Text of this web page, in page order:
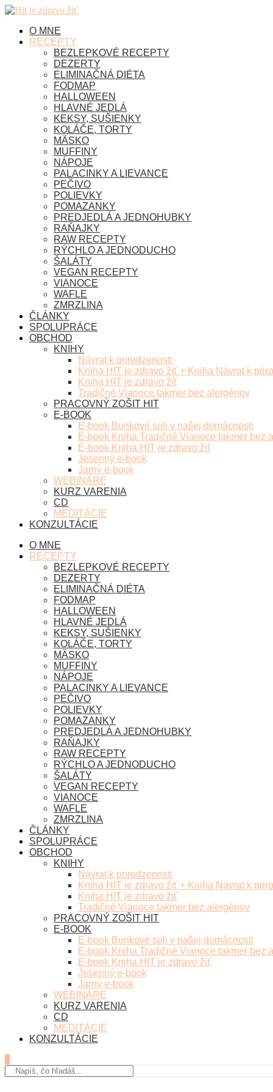
O MNE
RECEPTY
BEZLEPKOVÉ RECEPTY
DEZERTY
ELIMINAČNÁ DIÉTA
FODMAP
HALLOWEEN
HLAVNÉ JEDLÁ
KEKSY, SUŠIENKY
KOLÁČE, TORTY
MÄSKO
MUFFINY
NÁPOJE
PALACINKY A LIEVANCE
PEČIVO
POLIEVKY
POMAZANKY
PREDJEDLÁ A JEDNOHUBKY
RAŇAJKY
RAW RECEPTY
RÝCHLO A JEDNODUCHO
ŠALÁTY
VEGAN RECEPTY
VIANOCE
WAFLE
ZMRZLINA
ČLÁNKY
SPOLUPRÁCE
OBCHOD
KNIHY
Návrat k prirodzenosti
Kniha HIT je zdravo žiť + Kniha Návrat k
Kniha HIT je zdravo žiť
Tradičné Vianoce takmer bez alergénov
PRACOVNÝ ZOŠIT HIT
E-BOOK
E-book Bunkové soli v našej domácnosti
E-book Kniha Tradičné Vianoce takmer bez
E-book Kniha HIT je zdravo žiť
Jesenný e-book
Jarný e-book
WEBINÁRE
KURZ VARENIA
CD
MEDITÁCIE
KONZULTÁCIE
O MNE
RECEPTY
BEZLEPKOVÉ RECEPTY
DEZERTY
ELIMINAČNÁ DIÉTA
FODMAP
HALLOWEEN
HLAVNÉ JEDLÁ
KEKSY, SUŠIENKY
KOLÁČE, TORTY
MÄSKO
MUFFINY
NÁPOJE
PALACINKY A LIEVANCE
PEČIVO
POLIEVKY
POMAZANKY
PREDJEDLÁ A JEDNOHUBKY
RAŇAJKY
RAW RECEPTY
RÝCHLO A JEDNODUCHO
ŠALÁTY
VEGAN RECEPTY
VIANOCE
WAFLE
ZMRZLINA
ČLÁNKY
SPOLUPRÁCE
OBCHOD
KNIHY
Návrat k prirodzenosti
Kniha HIT je zdravo žiť + Kniha Návrat k
Kniha HIT je zdravo žiť
Tradičné Vianoce takmer bez alergénov
PRACOVNÝ ZOŠIT HIT
E-BOOK
E-book Bunkové soli v našej domácnosti
E-book Kniha Tradičné Vianoce takmer bez
E-book Kniha HIT je zdravo žiť
Jesenný e-book
Jarný e-book
WEBINÁRE
KURZ VARENIA
CD
MEDITÁCIE
KONZULTÁCIE